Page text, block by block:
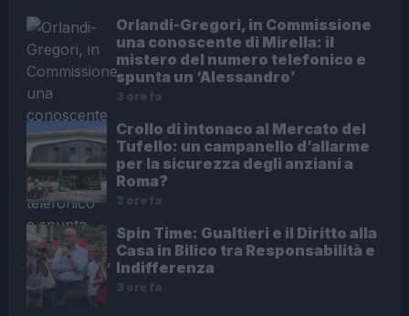
Orlandi-Gregori, in Commissione
una conoscente di Mirella: il
mistero del numero telefonico e
spunta un ‘Alessandro’
3 ore fa
Crollo di intonaco al Mercato del
Tufello: un campanello d’allarme
per la sicurezza degli anziani a
Roma?
3 ore fa
Spin Time: Gualtieri e il Diritto alla
Casa in Bilico tra Responsabilità e
Indifferenza
3 ore fa